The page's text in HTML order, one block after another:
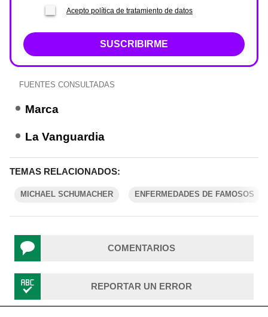
Acepto política de tratamiento de datos
SUSCRIBIRME
FUENTES CONSULTADAS
Marca
La Vanguardia
TEMAS RELACIONADOS:
MICHAEL SCHUMACHER ENFERMEDADES DE FAMOSOS
COMENTARIOS
REPORTAR UN ERROR